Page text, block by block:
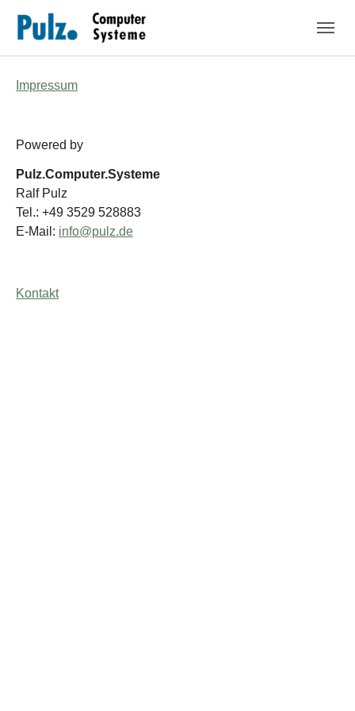
Impressum
Powered by
Pulz.Computer.Systeme
Ralf Pulz
Tel.: +49 3529 528883
E-Mail: info@pulz.de
Kontakt